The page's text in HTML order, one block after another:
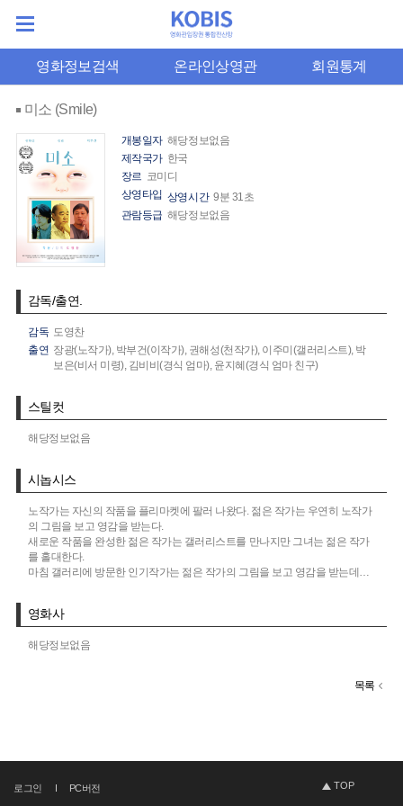
영화정보검색 온라인상영관 회원통계
미소 (Smile)
개봉일자 해당정보없음
제작국가 한국
장르 코미디
상영타입 상영시간 9분 31초
관람등급 해당정보없음
감독/출연.
감독 도영찬
출연 장광(노작가), 박부건(이작가), 권해성(천작가), 이주미(갤러리스트), 박
보은(비서 미령), 김비비(경식 엄마), 윤지혜(경식 엄마 친구)
스틸컷
해당정보없음
시놉시스
노작가는 자신의 작품을 플리마켓에 팔러 나왔다. 젊은 작가는 우연히 노작가
의 그림을 보고 영감을 받는다.
새로운 작품을 완성한 젊은 작가는 갤러리스트를 만나지만 그녀는 젊은 작가
를 홀대한다.
마침 갤러리에 방문한 인기작가는 젊은 작가의 그림을 보고 영감을 받는데…
영화사
해당정보없음
목록
로그인 PC버전 TOP